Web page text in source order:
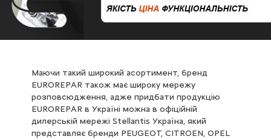
Маючи такий широкий асортимент, бренд
EUROREPAR також має широку мережу
розповсюдження, адже придбати продукцію
EUROREPAR в Україні можна в офіційній
дилерській мережі Stellantis Україна, який
представляє бренди PEUGEOT, CITROEN, OPEL